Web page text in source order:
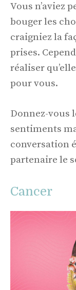
Vous n’aviez
bouger les
craigniez la
prises.
réaliser
pour vous.
Donnez-vous
sentiments
conversation
partenaire le
Cancer